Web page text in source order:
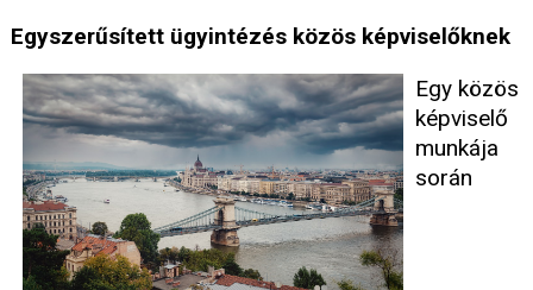
Egyszerűsített ügyintézés közös képviselőknek
Egy közös
képviselő
munkája
során